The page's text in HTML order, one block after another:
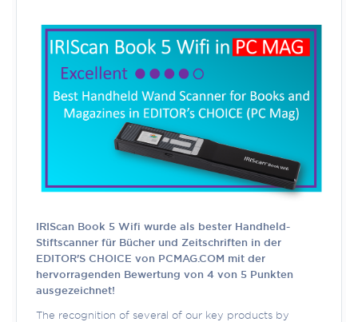
IRIScan Book 5 Wifi wurde als bester Handheld-
Stiftscanner für Bücher und Zeitschriften in der
EDITOR'S CHOICE von PCMAG.COM mit der
hervorragenden Bewertung von 4 von 5 Punkten
ausgezeichnet!
The recognition of several of our key products by